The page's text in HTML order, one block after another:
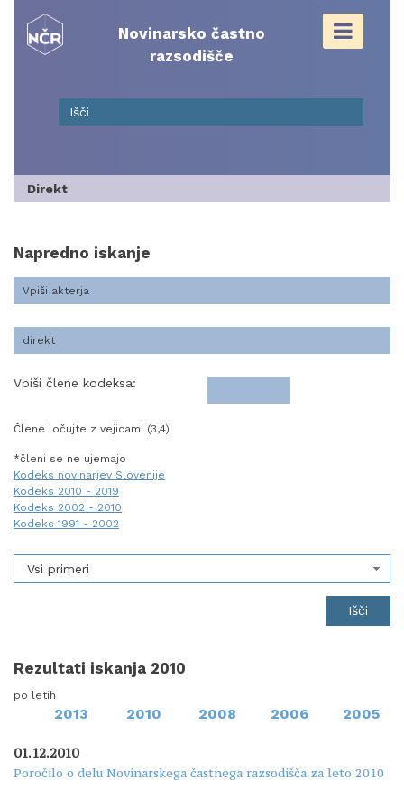
content
Novinarsko častno
razsodišče
Direkt
Napredno iskanje
Vpiši člene kodeksa:
Člene ločujte z vejicami (3,4)
*členi se ne ujemajo
Kodeks novinarjev Slovenije
Kodeks 2010 - 2019
Kodeks 2002 - 2010
Kodeks 1991 - 2002
Vsi primeri
Rezultati iskanja 2010
po letih
2013 2010 2008 2006 2005
01.12.2010
Poročilo o delu Novinarskega častnega razsodišča za leto 2010